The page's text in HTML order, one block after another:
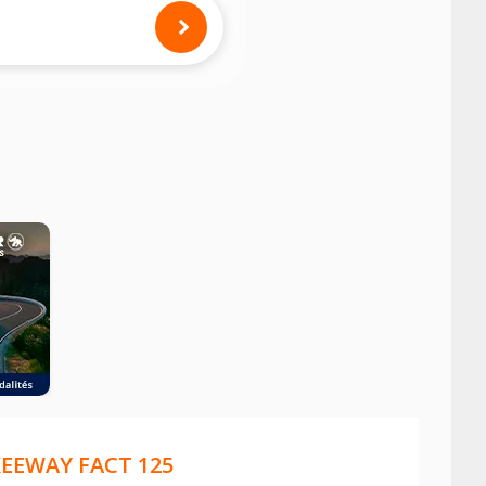
des pneus montés sur votre
FACT 125